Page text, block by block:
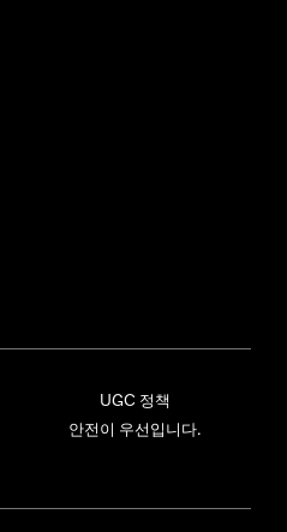
UGC 정책
안전이 우선입니다.